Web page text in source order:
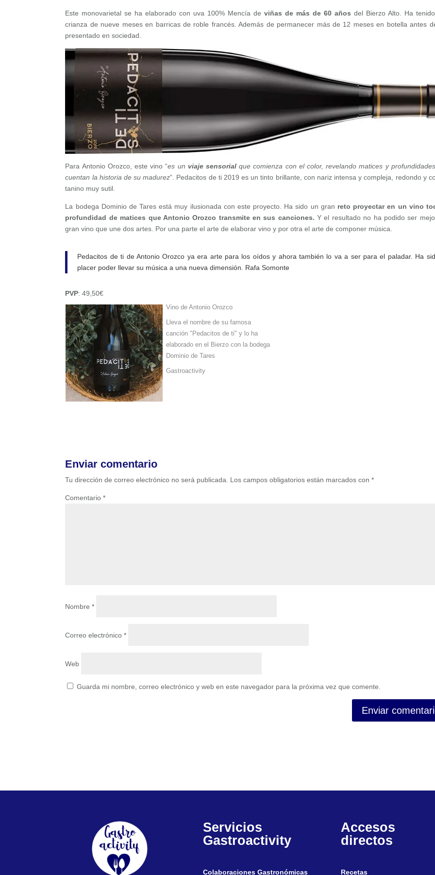
Este monovarietal se ha elaborado con uva 100% Mencía deviñas de más de 60 añosdel Bierzo Alto. Ha
crianza de nueve meses en barricas de roble francés. Además de permanecer más de 12 meses en botella antes
presentado en sociedad.
Para Antonio Orozco, este vino “es un viaje sensorialque comienza con el color, revelando matices y
cuentan la historia de su madurez”. Pedacitos de ti 2019 es un tinto brillante, con nariz intensa y compleja, redondo y
tanino muy sutil.
La bodega Dominio de Tares está muy ilusionada con este proyecto. Ha sido un gran reto proyectar en un vino
profundidad de matices que Antonio Orozco transmite en sus canciones.Y el resultado no ha podido ser
gran vino que une dos artes. Por una parte el arte de elaborar vino y por otra el arte de componer música.
Pedacitos de ti de Antonio Orozco ya era arte para los oídos y ahora también lo va a ser para el paladar. Ha
placer poder llevar su música a una nueva dimensión
Rafa Somonte
PVP: 49,50€
Vino de Antonio Orozco
Lleva el nombre de su famosa
canción "Pedacitos de ti" y lo ha
elaborado en el Bierzo con la bodega
Dominio de Tares
Gastroactivity
Enviar comentario
Tu dirección de correo electrónico no será publicada. Los campos obligatorios están marcados con*
Comentario*
Nombre*
Correo electrónico*
Web
Guarda mi nombre, correo electrónico y web en este navegador para la próxima vez que comente.
Servicios
Gastroactivity
Colaboraciones Gastronómicas
Accesos
directos
Recetas